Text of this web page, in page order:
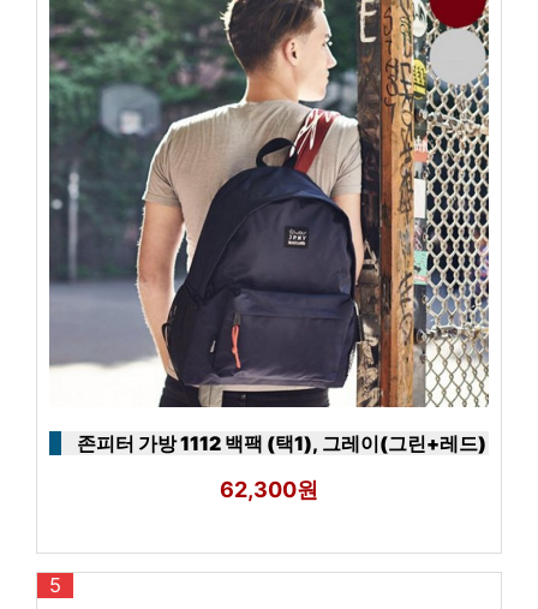
존피터 가방 1112 백팩 (택1), 그레이(그린+레드)
62,300원
5